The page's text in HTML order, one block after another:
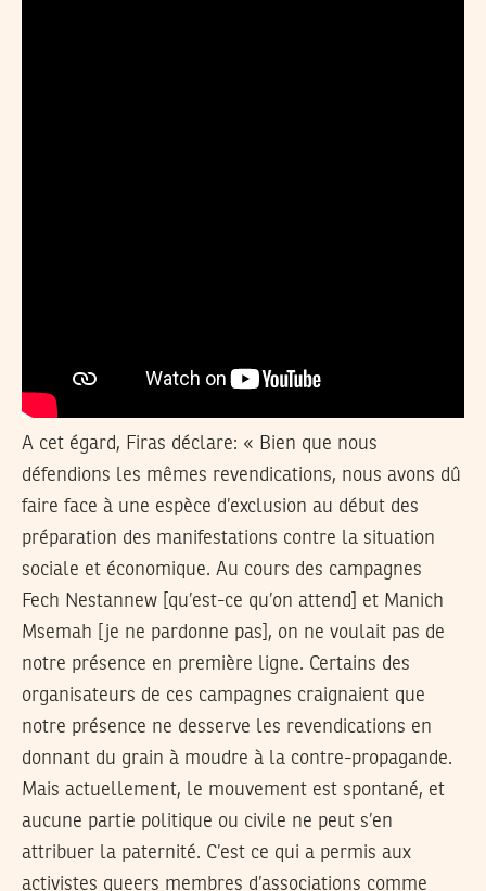
A cet égard, Firas déclare: « Bien que nous
défendions les mêmes revendications, nous avons dû
faire face à une espèce d’exclusion au début des
préparation des manifestations contre la situation
sociale et économique. Au cours des campagnes
Fech Nestannew [qu’est-ce qu’on attend] et Manich
Msemah [je ne pardonne pas], on ne voulait pas de
notre présence en première ligne. Certains des
organisateurs de ces campagnes craignaient que
notre présence ne desserve les revendications en
donnant du grain à moudre à la contre-propagande.
Mais actuellement, le mouvement est spontané, et
aucune partie politique ou civile ne peut s’en
attribuer la paternité. C’est ce qui a permis aux
activistes queers membres d’associations comme